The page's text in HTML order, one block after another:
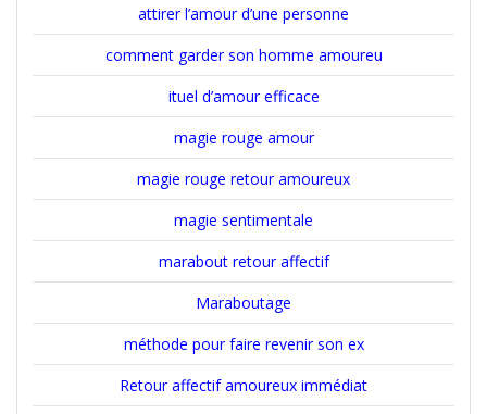
attirer l’amour d’une personne
comment garder son homme amoureu
ituel d’amour efficace
magie rouge amour
magie rouge retour amoureux
magie sentimentale
marabout retour affectif
Maraboutage
méthode pour faire revenir son ex
Retour affectif amoureux immédiat